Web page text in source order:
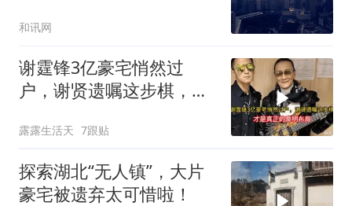
和讯网
谢霆锋3亿豪宅悄然过
户，谢贤遗嘱这步棋，才
露露生活天 7跟贴
探索湖北“无人镇”，大片
豪宅被遗弃太可惜啦！